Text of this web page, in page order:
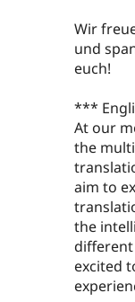
Wir
und
euch!
***
At our
the
aim to
the
different
excited